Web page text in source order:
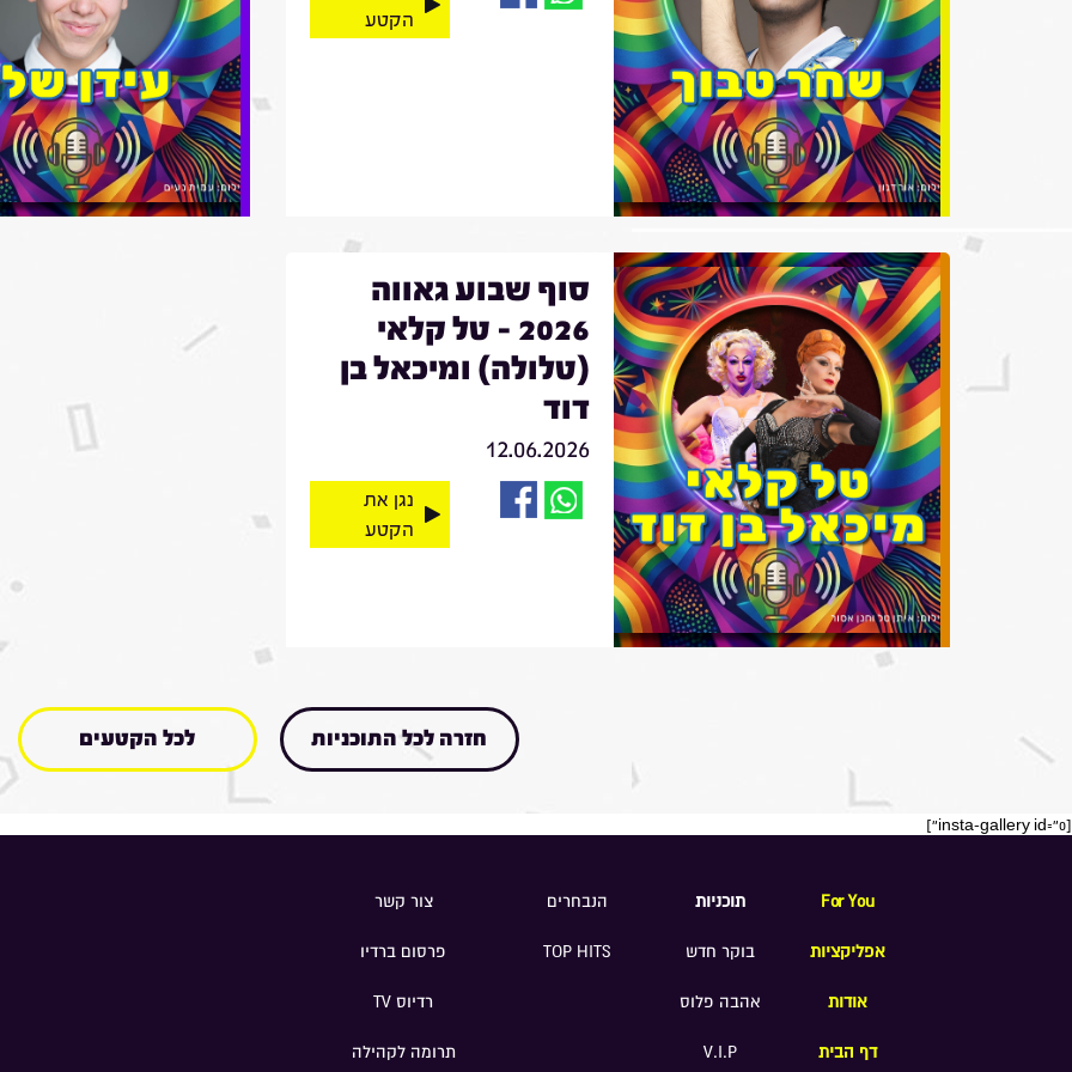
הקטע
סוף שבוע גאווה
2026 - טל קלאי
(טלולה) ומיכאל בן
דוד
12.06.2026
נגן את
הקטע
חזרה לכל התוכניות לכל הקטעים
[insta-gallery id="0"]
For You
אפליקציות
אודות
דף הבית
תוכניות
בוקר חדש
אהבה פלוס
V.I.P
הנבחרים
TOP HITS
צור קשר
פרסום ברדיו
רדיוס TV
תרומה לקהילה